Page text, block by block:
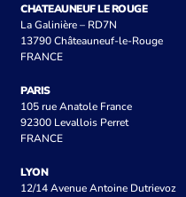
CHATEAUNEUF LE ROUGE
La Galinière – RD7N
13790 Châteauneuf-le-Rouge
FRANCE
PARIS
105 rue Anatole France
92300 Levallois Perret
FRANCE
LYON
12/14 Avenue Antoine Dutrievoz